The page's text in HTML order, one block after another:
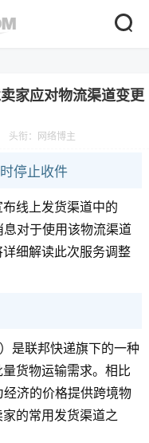
家应对物流渠道变更
头衔：网络博主
停止收件
线上发货渠道中的
对于使用该物流渠道
细解读此次服务调整
是联邦快递旗下的一种
货物运输需求。相比
济的价格提供跨境物
的常用发货渠道之